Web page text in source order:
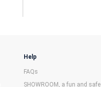
Help
FAQs
SHOWROOM, a fun and safe